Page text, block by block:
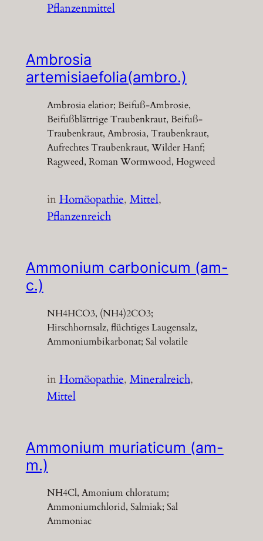
Pflanzenmittel
Ambrosia
artemisiaefolia(ambro.)
Ambrosia elatior; Beifuß-Ambrosie,
Beifußblättrige Traubenkraut, Beifuß-
Traubenkraut, Ambrosia, Traubenkraut,
Aufrechtes Traubenkraut, Wilder Hanf;
Ragweed, Roman Wormwood, Hogweed
inHomöopathie, Mittel
Pflanzenreich
Ammonium carbonicum (am-
c.)
NH4HCO3, (NH4)2CO3;
Hirschhornsalz, flüchtiges Laugensalz,
Ammoniumbikarbonat; Sal volatile
inHomöopathie, Mineralreich
Mittel
Ammonium muriaticum (am-
m.)
NH4Cl, Amonium chloratum;
Ammoniumchlorid, Salmiak; Sal
Ammoniac